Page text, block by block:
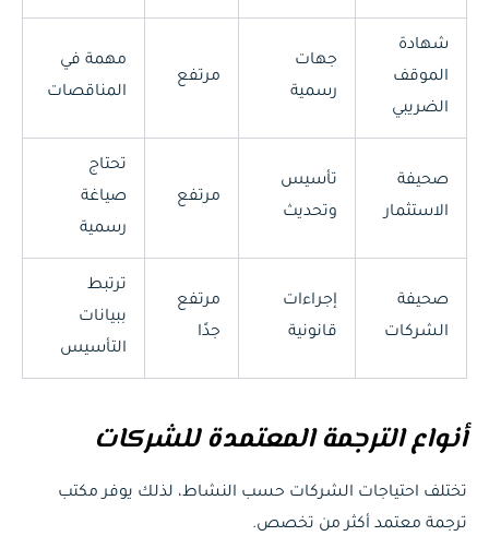
شهادة
الموقف
الضريبي
جهات
رسمية
مرتفع
مهمة في
المناقصات
صحيفة
الاستثمار
تأسيس
وتحديث
مرتفع
تحتاج
صياغة
رسمية
صحيفة
الشركات
إجراءات
قانونية
مرتفع
جدًا
ترتبط
ببيانات
التأسيس
أنواع الترجمة المعتمدة للشركات
تختلف احتياجات الشركات حسب النشاط، لذلك يوفر مكتب
ترجمة معتمد أكثر من تخصص.